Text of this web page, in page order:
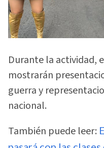
Durante la actividad,
mostrarán
guerra y
nacional.
También puede leer: